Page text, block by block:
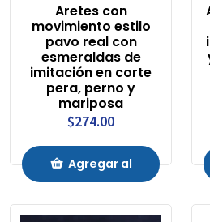
Aretes con
movimiento estilo
pavo real con
esmeraldas de
imitación en corte
pera, perno y
mariposa
$274.00
Agregar al